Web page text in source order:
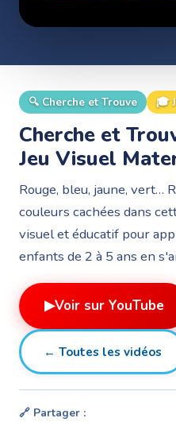
🔍 Cherche et Trouve 🎓
Cherche et
Jeu Visuel
Rouge, bleu, jaune, vert…
couleurs cachées dans
visuel et éducatif pour
enfants de 2 à 5 ans en
▶Voir sur YouTube
← Toutes les vidéos
🔗 Partager :